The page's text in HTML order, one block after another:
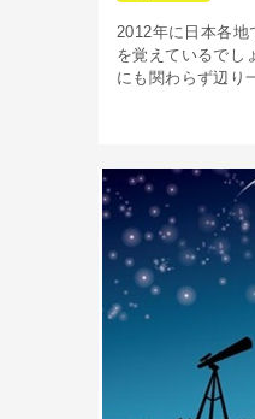
2012年に日本各地
を覚えているでし
にも関わらず辺り
なり、空を見上
に輝く太陽が見
[…]